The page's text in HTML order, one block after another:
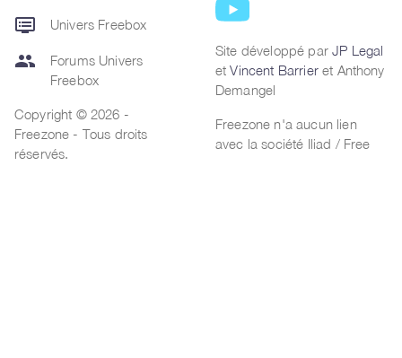
dvr Univers Freebox
group
Forums Univers
Freebox
Copyright © 2026 -
Freezone - Tous droits
réservés.
Site développé parJP Legal
etVincent Barrieret Anthony
Demangel
Freezone n'a aucun lien
avec la société Iliad / Free